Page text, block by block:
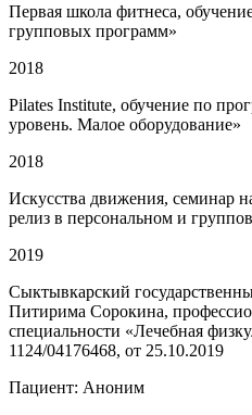
Первая школа фитнеса,
групповых программ»
2018
Pilates Institute, обучение по
уровень. Малое оборудование»
2018
Искусства движения, семинар
релиз в персональном и
2019
Сыктывкарский
Питирима Сорокина,
специальности «Лечебная
1124/04176468, от 25.10.2019
Пациент: Аноним